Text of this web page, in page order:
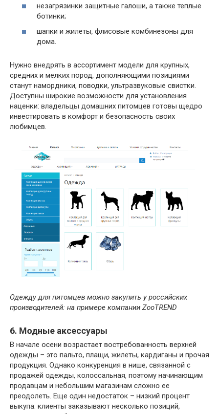
незагрязинки защитные галоши, а также теплые
ботинки;
шапки и жилеты, флисовые комбинезоны для
дома.
Нужно внедрять в ассортимент модели для крупных,
средних и мелких пород, дополняющими позициями
станут намордники, поводки, ультразвуковые свистки.
Доступны широкие возможности для установления
наценки: владельцы домашних питомцев готовы щедро
инвестировать в комфорт и безопасность своих
любимцев.
Одежду для питомцев можно закупить у российских
производителей: на примере компании ZooTREND
6. Модные аксессуары
В начале осени возрастает востребованность верхней
одежды – это пальто, плащи, жилеты, кардиганы и прочая
продукция. Однако конкуренция в нише, связанной с
продажей одежды, колоссальная, поэтому начинающим
продавцам и небольшим магазинам сложно ее
преодолеть. Еще один недостаток – низкий процент
выкупа: клиенты заказывают несколько позиций,